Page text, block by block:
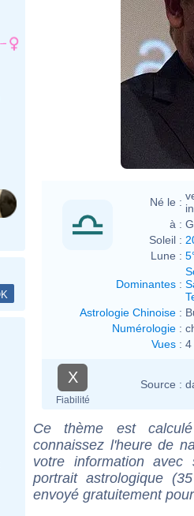
Né le :
à :
Soleil :
Lune :
Dominantes :
Astrologie Chinoise :
Numérologie :
Vues : 4
X
Fiabilité
Source :
Ce thème est
connaissez l'heure de
votre information
portrait astrologique
envoyé gratuitement